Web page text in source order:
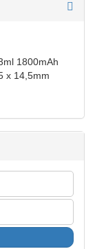
1800mAh
x 14,5mm